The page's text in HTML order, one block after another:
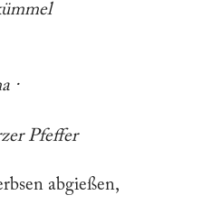
·
Pfeffer
abgießen,